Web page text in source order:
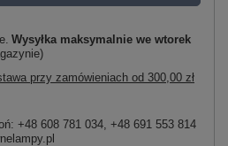
Wysyłka maksymalnie we wtorek
przy zamówieniach od 300,00 zł
+48 608 781 034, +48 691 553 814